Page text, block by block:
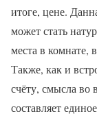
итоге, цене.
может стать
места в комнате,
Также, как и
счёту, смысла во
составляет